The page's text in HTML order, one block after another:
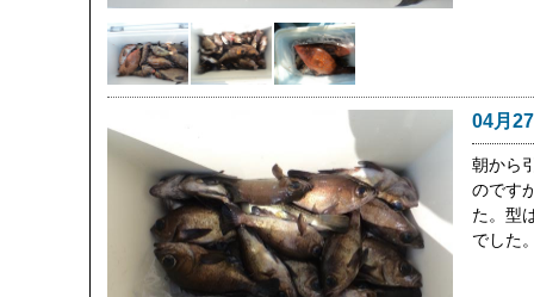
04月
朝から
のです
た。型
でした